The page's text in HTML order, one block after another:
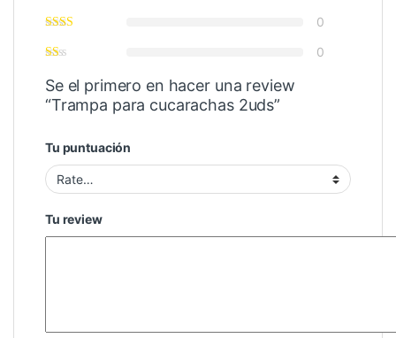
0
0
Se el primero en hacer una review
“Trampa para cucarachas 2uds”
Tu puntuación
Tu review